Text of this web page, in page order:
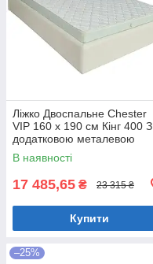
Ліжко Двоспальне Chester
VIP 160 х 190 см Кінг 400 З
додатковою металевою
цільнозварною рамою C1
Білий
В наявності
17 485,65 ₴ 23 315 ₴
Купити
–25%